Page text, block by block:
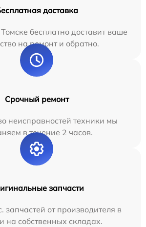
доставка
бесплатно доставит ваше
на ремонт и обратно.
Срочный ремонт
неисправностей техники мы
в течение 2 часов.
запчасти
запчастей от производителя в
на собственных складах.